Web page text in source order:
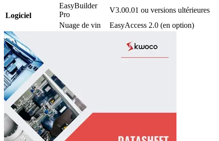
Logiciel
EasyBuilder
Pro
V3.00.01 ou versions ultérieures
Nuage de vin
EasyAccess 2.0 (en option)